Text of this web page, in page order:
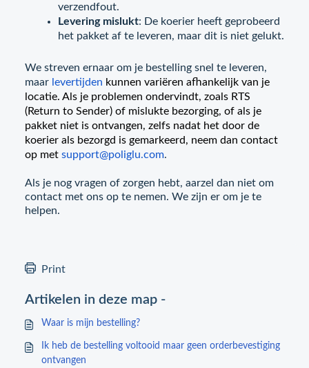
verzendfout.
Levering mislukt: De koerier heeft geprobeerd
het pakket af te leveren, maar dit is niet gelukt.
We streven ernaar om je bestelling snel te leveren,
maar levertijden kunnen variëren afhankelijk van je
locatie. Als je problemen ondervindt, zoals RTS
(Return to Sender) of mislukte bezorging, of als je
pakket niet is ontvangen, zelfs nadat het door de
koerier als bezorgd is gemarkeerd, neem dan contact
op met support@poliglu.com.
Als je nog vragen of zorgen hebt, aarzel dan niet om
contact met ons op te nemen. We zijn er om je te
helpen.
Print
Artikelen in deze map -
Waar is mijn bestelling?
Ik heb de bestelling voltooid maar geen orderbevestiging
ontvangen